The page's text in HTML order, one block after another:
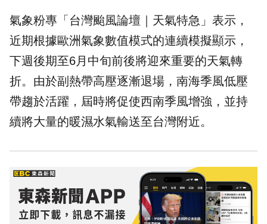
氣象粉專「台灣颱風論壇｜天氣特急」表示，
近期根據歐洲氣象數值模式的連續模擬顯示，
下週後期至6月中旬前後將迎來重要的天氣轉
折。由於副熱帶高壓逐漸退場，南海季風低壓
帶趨於活躍，屆時將促使西南季風增強，並持
續將大量的暖濕水氣輸送至台灣附近。